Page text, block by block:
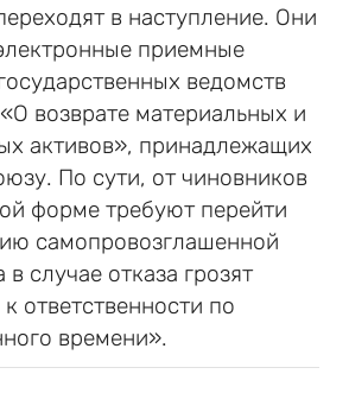
в наступление. Они
приемные
ведомств
возврате материальных и
активов», принадлежащих
По сути, от чиновников
форме требуют перейти
самопровозглашенной
в случае отказа грозят
ответственности по
времени».